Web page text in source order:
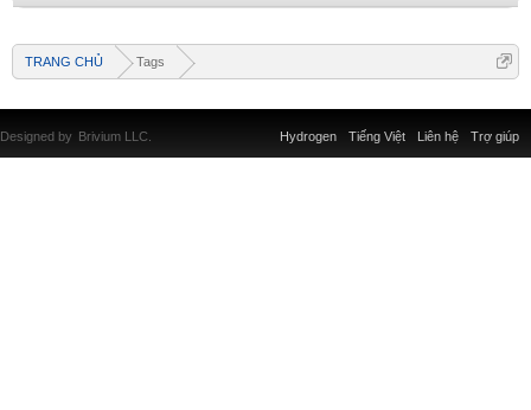
TRANG CHỦ Tags
Liên hệ Trợ giúp
Hydrogen Tiếng Việt
Designed by Brivium LLC.